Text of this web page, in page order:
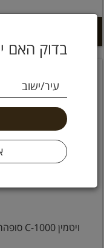
בדוק האם
עיר/ישוב
ויטמין C-1000 סופהרב